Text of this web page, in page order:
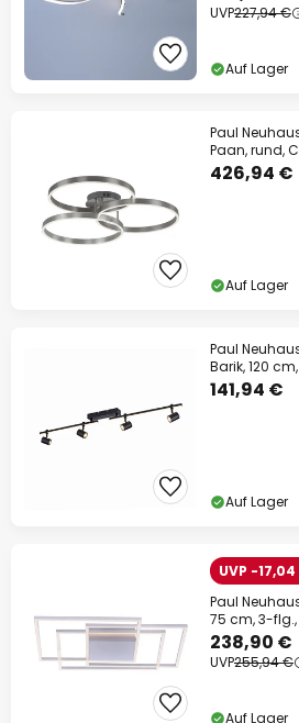
UVP227,94 €
Auf Lager
Paul
Paan, rund,
426,94 €
Auf Lager
Paul
Barik, 120
141,94 €
Auf Lager
UVP -
Paul
75 cm, 3-
238,90 €
UVP255,94 €
Auf Lager